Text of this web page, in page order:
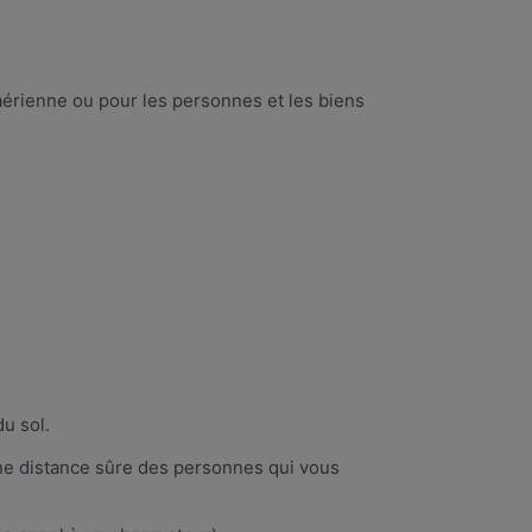
ou pour les personnes et les biens
sol.
distance sûre des personnes qui vous